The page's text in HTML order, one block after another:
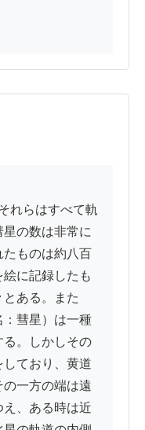
の数は非常に
たものは約八百
に記録したも
ある。また
：彗星）は一種
。しかしその
ており、黄道
一方の端は遠
え、ある時は近